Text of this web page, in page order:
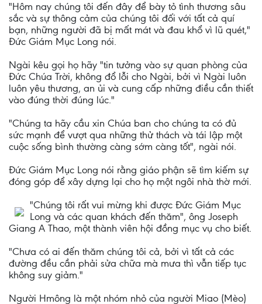
"Hôm nay chúng tôi đến đây để bày tỏ tình thương sâu
sắc và sự thông cảm của chúng tôi đối với tất cả quí
bạn, những người đã bị mất mát và đau khổ vì lũ quét,"
Đức Giám Mục Long nói.
Ngài kêu gọi họ hãy "tin tưởng vào sự quan phòng của
Đức Chúa Trời, không đổ lỗi cho Ngài, bởi vì Ngài luôn
luôn yêu thương, an ủi và cung cấp những điều cần thiết
vào đúng thời đúng lúc."
"Chúng ta hãy cầu xin Chúa ban cho chúng ta có đủ
sức mạnh để vượt qua những thử thách và tái lập một
cuộc sống bình thường càng sớm càng tốt", ngài nói.
Đức Giám Mục Long nói rằng giáo phận sẽ tìm kiếm sự
đóng góp để xây dựng lại cho họ một ngôi nhà thờ mới.
"Chúng tôi rất vui mừng khi được Đức Giám Mục
Long và các quan khách đến thăm", ông Joseph
Giang A Thao, một thành viên hội đồng mục vụ cho biết.
"Chưa có ai đến thăm chúng tôi cả, bởi vì tất cả các
đường đều cần phải sửa chữa mà mưa thì vẫn tiếp tục
không suy giảm."
Người Hmông là một nhóm nhỏ của người Miao (Mèo)